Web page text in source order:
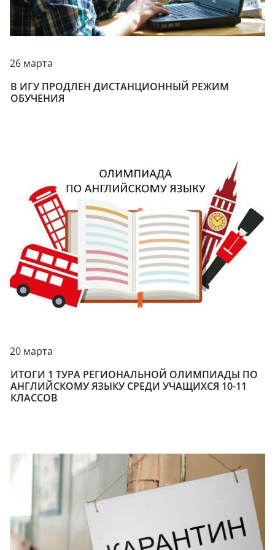
26 марта
В ИГУ ПРОДЛЕН ДИСТАНЦИОННЫЙ РЕЖИМ
ОБУЧЕНИЯ
20 марта
ИТОГИ 1 ТУРА РЕГИОНАЛЬНОЙ ОЛИМПИАДЫ ПО
АНГЛИЙСКОМУ ЯЗЫКУ СРЕДИ УЧАЩИХСЯ 10-11
КЛАССОВ